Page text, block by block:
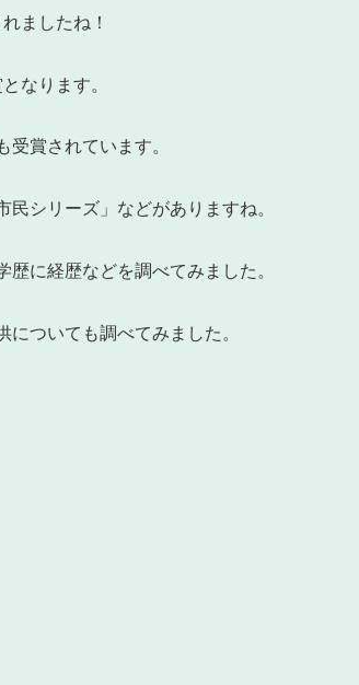
ましたね！
なります。
賞されています。
シリーズ」などがありますね。
に経歴などを調べてみました。
ついても調べてみました。